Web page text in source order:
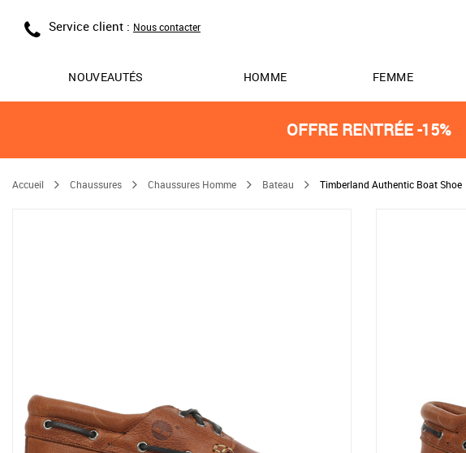
Service client : Nous contacter
NOUVEAUTÉS HOMME FEMME
OFFRE RENTRÉE -15%
Accueil Chaussures Chaussures Homme Bateau Timberland Authentic Boat Shoe